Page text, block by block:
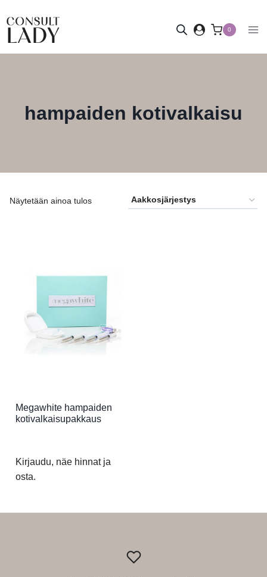
sisältöön
0
hampaiden kotivalkaisu
Näytetään ainoa tulos
Megawhite hampaiden
kotivalkaisupakkaus
Kirjaudu, näe hinnat ja
osta.